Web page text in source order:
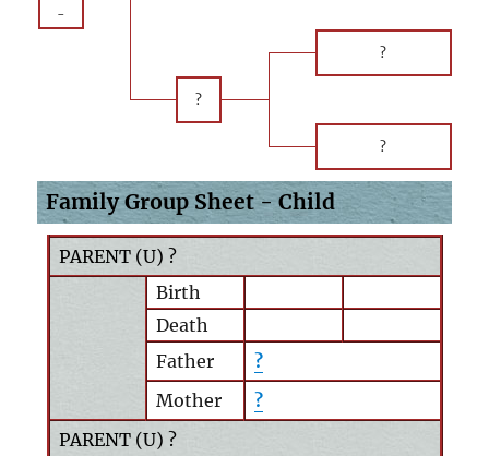
-
?
?
?
Family Group Sheet - Child
PARENT (U) ?
Birth
Death
Father
?
Mother
?
PARENT (U) ?